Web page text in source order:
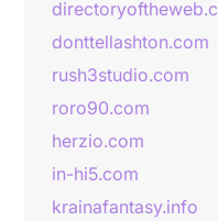
donttellashton.com
rush3studio.com
roro90.com
herzio.com
in-hi5.com
krainafantasy.info